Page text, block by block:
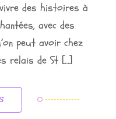
des histoires à
avec des
peut avoir chez
relais de St […]